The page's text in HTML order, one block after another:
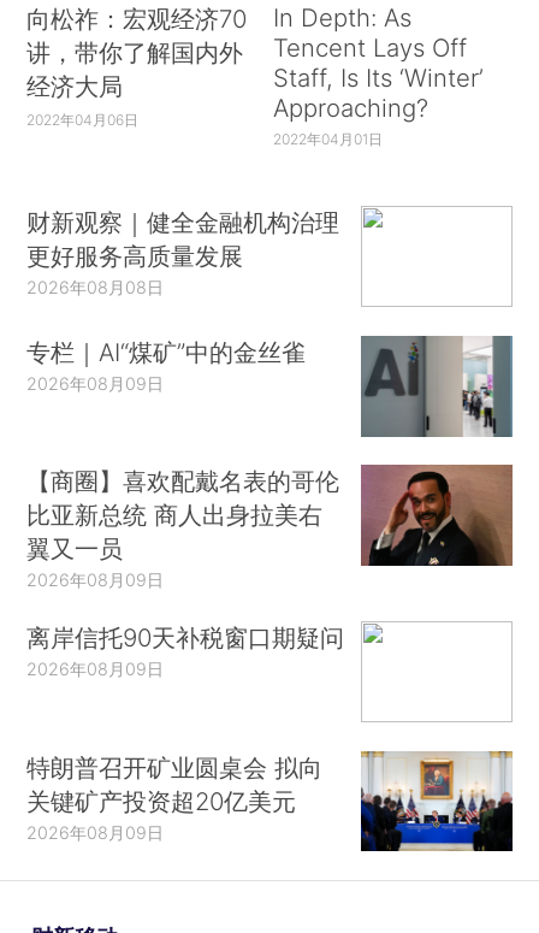
向松祚：宏观经济70
讲，带你了解国内外
经济大局
2022年04月06日
In Depth: As
Tencent Lays Off
Staff, Is Its ‘Winter’
Approaching?
2022年04月01日
财新观察｜健全金融机构治理
更好服务高质量发展
2026年08月08日
专栏｜AI“煤矿”中的金丝雀
2026年08月09日
【商圈】喜欢配戴名表的哥伦
比亚新总统 商人出身拉美右
翼又一员
2026年08月09日
离岸信托90天补税窗口期疑问
2026年08月09日
特朗普召开矿业圆桌会 拟向
关键矿产投资超20亿美元
2026年08月09日